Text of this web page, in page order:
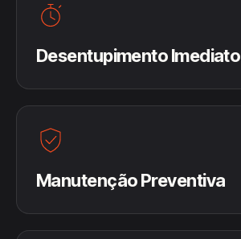
Desentupimento Imediato
Manutenção Preventiva